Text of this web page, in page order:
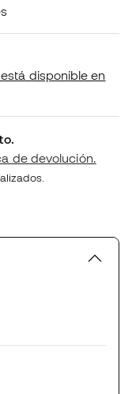
disponible en
de devolución.